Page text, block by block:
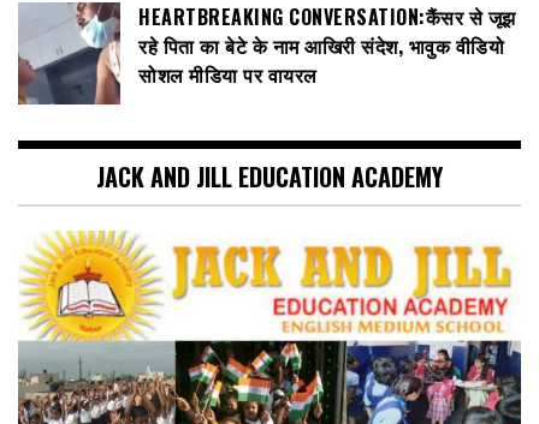
HEARTBREAKING CONVERSATION:कैंसर से जूझ
रहे पिता का बेटे के नाम आखिरी संदेश, भावुक वीडियो
सोशल मीडिया पर वायरल
JACK AND JILL EDUCATION ACADEMY